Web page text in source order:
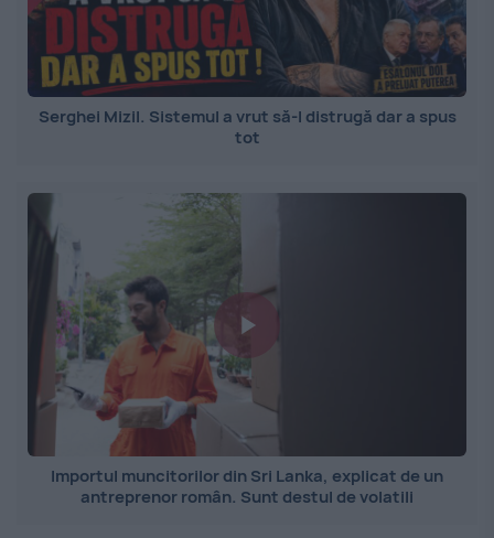
Serghei Mizil. Sistemul a vrut să-l distrugă dar a spus
tot
Importul muncitorilor din Sri Lanka, explicat de un
antreprenor român. Sunt destul de volatili